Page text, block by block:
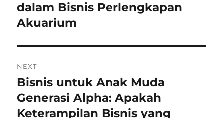
post:
dalam Bisnis Perlengkapan
Akuarium
NEXT
Next
post:
Bisnis untuk Anak Muda
Generasi Alpha: Apakah
Keterampilan Bisnis yang